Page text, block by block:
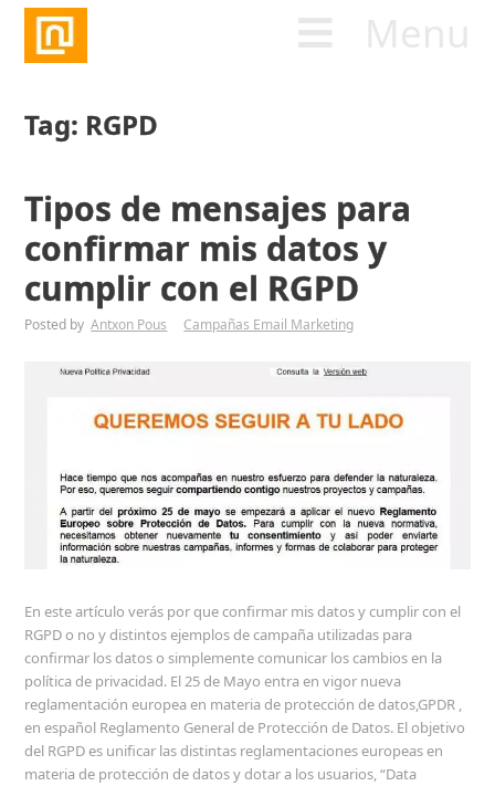
Tag: RGPD
Tipos de mensajes para
confirmar mis datos y
cumplir con el RGPD
Posted by Antxon Pous Campañas Email Marketing
En este artículo verás por que confirmar mis datos y cumplir con el
RGPD o no y distintos ejemplos de campaña utilizadas para
confirmar los datos o simplemente comunicar los cambios en la
política de privacidad. El 25 de Mayo entra en vigor nueva
reglamentación europea en materia de protección de datos,GPDR ,
en español Reglamento General de Protección de Datos. El objetivo
del RGPD es unificar las distintas reglamentaciones europeas en
materia de protección de datos y dotar a los usuarios, “Data